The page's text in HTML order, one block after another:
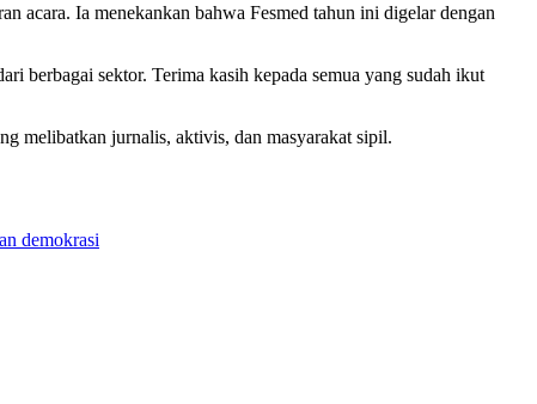
acara. Ia menekankan bahwa Fesmed tahun ini digelar dengan
berbagai sektor. Terima kasih kepada semua yang sudah ikut
melibatkan jurnalis, aktivis, dan masyarakat sipil.
demokrasi